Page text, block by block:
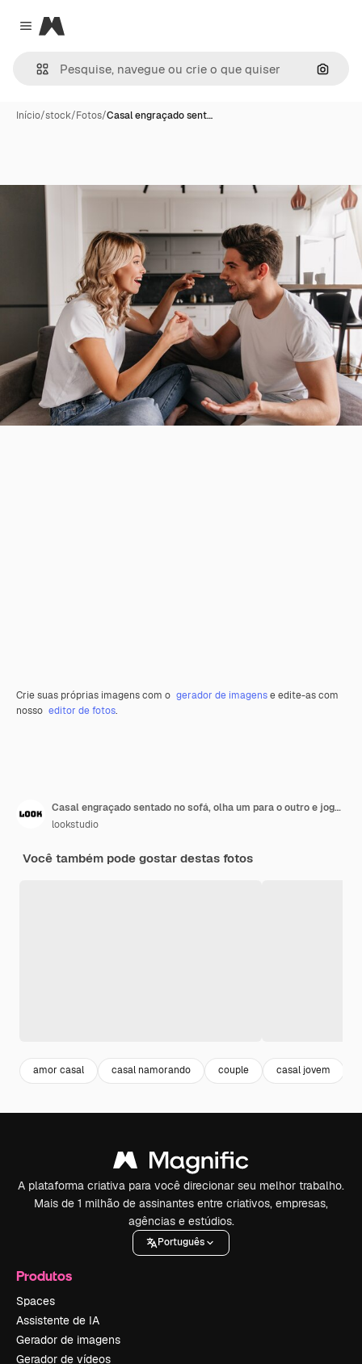
Close menu
Magnific
Início/stock/Fotos/Casal engraçado sent…
Crie suas próprias imagens com o gerador de imagense edite-as com
nosso editor de fotos.
Casal engraçado sentado no sofá, olha um para o outro e joga o jogo do polegar. Menina apontando para o cara e tentando desviá-lo.
lookstudio
Você também pode gostar destas fotos
amor casal casal namorando couple casal jovem
A plataforma criativa para você direcionar seu melhor trabalho.
Mais de 1 milhão de assinantes entre criativos, empresas,
agências e estúdios.
Português
Produtos
Spaces
Assistente de IA
Gerador de imagens
Gerador de vídeos